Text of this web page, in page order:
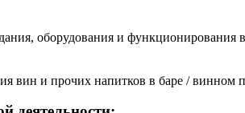
оборудования и функционирования
вин и прочих напитков в баре / винном